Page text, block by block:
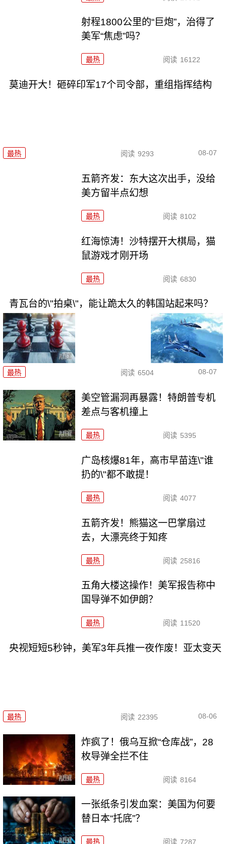
射程1800公里的“巨炮”，治得了
美军“焦虑”吗？
最热 阅读 16122
莫迪开大！砸碎印军17个司令部，重组指挥结构
最热 阅读 9293 08-07
五箭齐发：东大这次出手，没给
美方留半点幻想
最热 阅读 8102
红海惊涛！沙特摆开大棋局，猫
鼠游戏才刚开场
最热 阅读 6830
青瓦台的\"拍桌\"，能让跪太久的韩国站起来吗？
最热 阅读 6504 08-07
美空管漏洞再暴露！特朗普专机
差点与客机撞上
最热 阅读 5395
广岛核爆81年，高市早苗连\"谁
扔的\"都不敢提！
最热 阅读 4077
五箭齐发！熊猫这一巴掌扇过
去，大漂亮终于知疼
最热 阅读 25816
五角大楼这操作！美军报告称中
国导弹不如伊朗？
最热 阅读 11520
央视短短5秒钟，美军3年兵推一夜作废！亚太变天
最热 阅读 22395 08-06
炸疯了！俄乌互掀“仓库战”，28
枚导弹全拦不住
最热 阅读 8164
一张纸条引发血案：美国为何要
替日本“托底”？
最热 阅读 7287